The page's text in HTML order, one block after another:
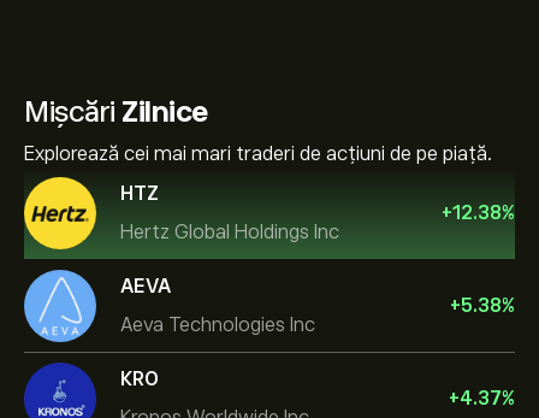
Mișcări Zilnice
Explorează cei mai mari traderi de acțiuni de pe piață.
HTZ
Hertz Global Holdings Inc
+12.38%
AEVA
Aeva Technologies Inc
+5.38%
KRO
+4.37%